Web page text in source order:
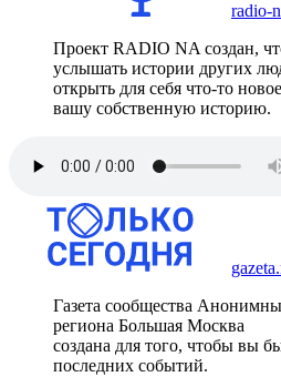
radio-
Проект RADIO NA создан,
услышать истории других
открыть для себя что-то
вашу собственную историю.
Газета сообщества
региона Большая Москва
создана для того, чтобы вы
последних событий.